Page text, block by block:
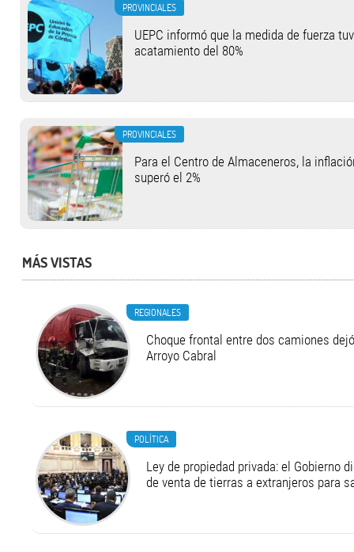
PROVINCIALES
UEPC informó que la medida de fuerza
acatamiento del 80%
PROVINCIALES
Para el Centro de Almaceneros, la
superó el 2%
MÁS VISTAS
REGIONALES
Choque frontal entre dos camiones
Arroyo Cabral
POLÍTICA
Ley de propiedad privada: el Gobierno
de venta de tierras a extranjeros para